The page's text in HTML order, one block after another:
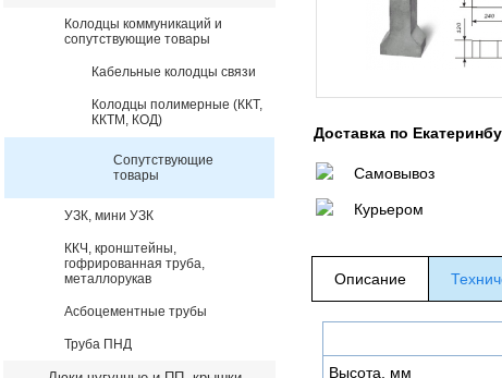
Колодцы коммуникаций и
сопутствующие товары
Кабельные колодцы связи
Колодцы полимерные (ККТ,
ККТМ, КОД)
Сопутствующие
товары
УЗК, мини УЗК
ККЧ, кронштейны,
гофрированная труба,
металлорукав
Асбоцементные трубы
Труба ПНД
Доставка по
Самовывоз
Курьером
Описание
Высота, мм